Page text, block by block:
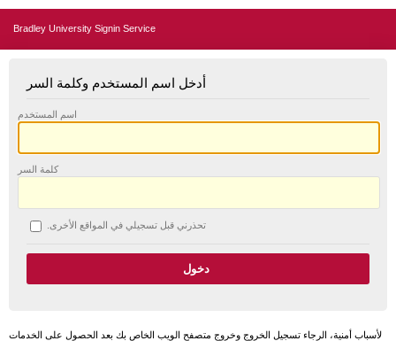
Bradley University Signin Service
أدخل اسم المستخدم وكلمة السر
اسم المستخدم
كلمة السر
تحذرني قبل تسجيلي في المواقع الأخرى.
لأسباب أمنية، الرجاء تسجيل الخروج وخروج متصفح الويب الخاص بك بعد الحصول على الخدمات